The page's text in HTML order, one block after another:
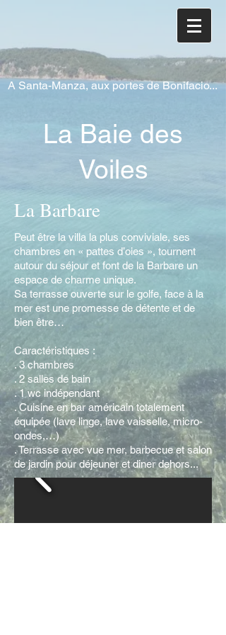
A Santa-Manza, aux portes de Bonifacio...
La Baie des
Voiles
La Barbare
Peut être la villa la plus conviviale, ses
chambres en « pattes d’oies », tournent
autour du séjour et font de la Barbare un
espace de charme unique.
Sa terrasse ouverte sur le golfe, face à la
mer est une promesse de détente et de
bien être…
Caractéristiques :
. 3 chambres
. 2 salles de bain
. 1 wc indépendant
. Cuisine en bar américain totalement
équipée (lave linge, lave vaisselle, micro-
ondes,…)
. Terrasse avec vue mer, barbecue et salon
de jardin pour déjeuner et diner dehors...